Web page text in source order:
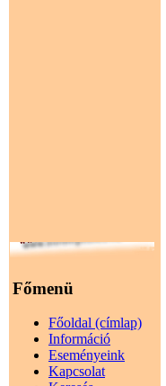
Főmenü
Főoldal (címlap)
Információ
Eseményeink
Kapcsolat